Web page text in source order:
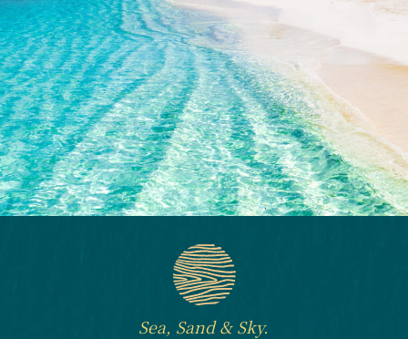
Sea, Sand & Sky.